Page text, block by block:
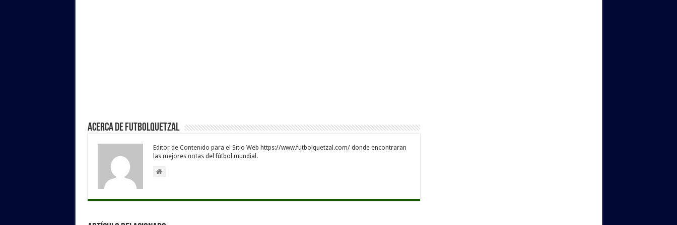
Acerca de Futbolquetzal
Editor de Contenido para el Sitio Web https://www.futbolquetzal.com/ donde encontraran
las mejores notas del fútbol mundial.